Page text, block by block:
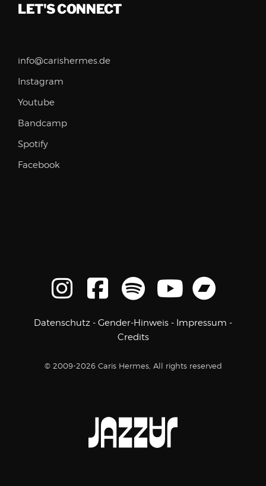
LET'S CONNECT
info@carishermes.de
Instagram
Youtube
Bandcamp
Spotify
Facebook
Datenschutz - Gender-Hinweis - Impressum -
Credits
© 2009-2026 Caris Hermes, All rights reserved